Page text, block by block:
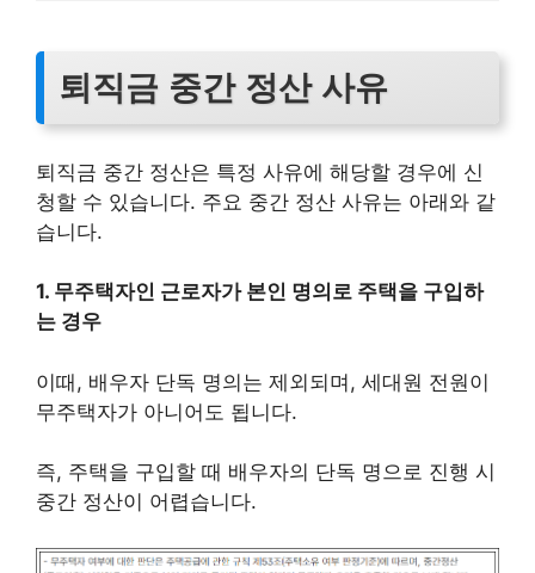
퇴직금 중간 정산 사유
퇴직금 중간 정산은 특정 사유에 해당할 경우에 신
청할 수 있습니다. 주요 중간 정산 사유는 아래와 같
습니다.
1. 무주택자인 근로자가 본인 명의로 주택을 구입하
는 경우
이때, 배우자 단독 명의는 제외되며, 세대원 전원이
무주택자가 아니어도 됩니다.
즉, 주택을 구입할 때 배우자의 단독 명으로 진행 시
중간 정산이 어렵습니다.